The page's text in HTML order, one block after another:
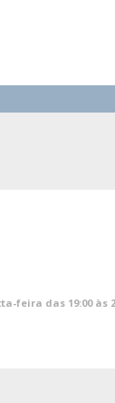
feira das 19:00 às